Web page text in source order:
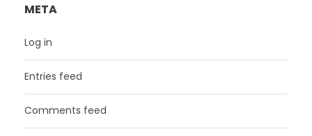
META
Log in
Entries feed
Comments feed